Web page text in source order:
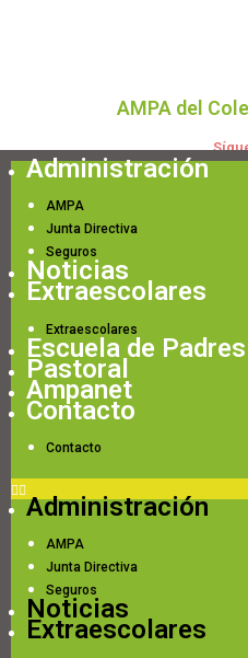
AMPA del
Administración
AMPA
Junta Directiva
Seguros
Noticias
Extraescolares
Extraescolares
Escuela de Padres
Pastoral
Ampanet
Contacto
Contacto
Administración
AMPA
Junta Directiva
Seguros
Noticias
Extraescolares